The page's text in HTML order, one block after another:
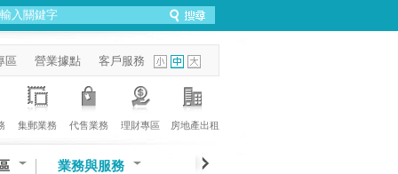
區 營業據點 客戶服務
集郵業務 代售業務 理財專區 房地產出租
業務與服務